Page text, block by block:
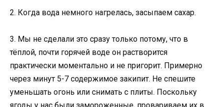
2. Когда вода немного нагрелась, засыпаем сахар.
3. Мы не сделали это сразу только потому, что в
тёплой, почти горячей воде он растворится
практически моментально и не пригорит. Примерно
через минут 5-7 содержимое закипит. Не спешите
уменьшать огонь или снимать с плиты. Поскольку